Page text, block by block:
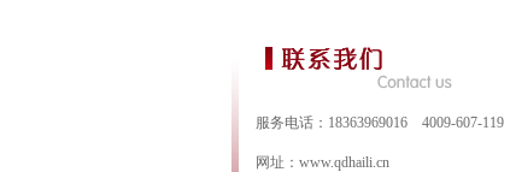
服务电话：18363969016 4009-607-119
网址：www.qdhaili.cn